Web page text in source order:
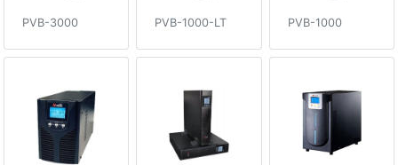
PVB-3000 PVB-1000-LT PVB-1000